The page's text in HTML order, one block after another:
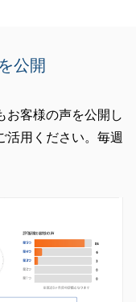
公開
お客様の声を公開し
活用ください。毎週